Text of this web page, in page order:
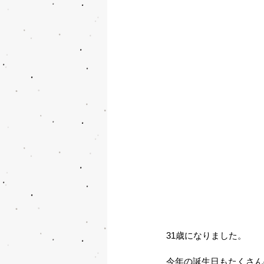
31歳になりました。
今年の誕生日もたくさん